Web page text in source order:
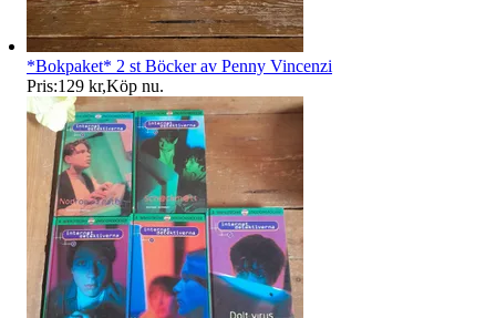
*Bokpaket* 2 st Böcker av Penny Vincenzi
Pris:129 kr,Köp nu.